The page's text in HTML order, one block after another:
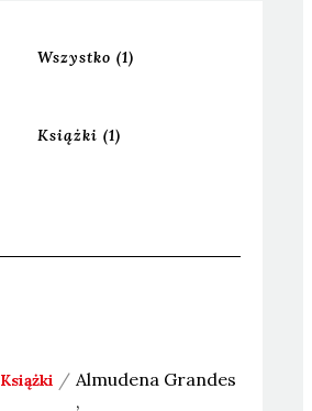
Wszystko (1)
Książki (1)
Książki AlmudenaGrandes